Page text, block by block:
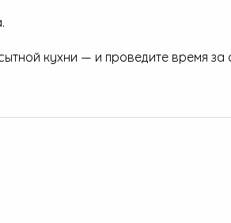
кухни — и проведите время за